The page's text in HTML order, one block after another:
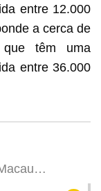
entre 12.000
a cerca de
que têm uma
entre 36.000